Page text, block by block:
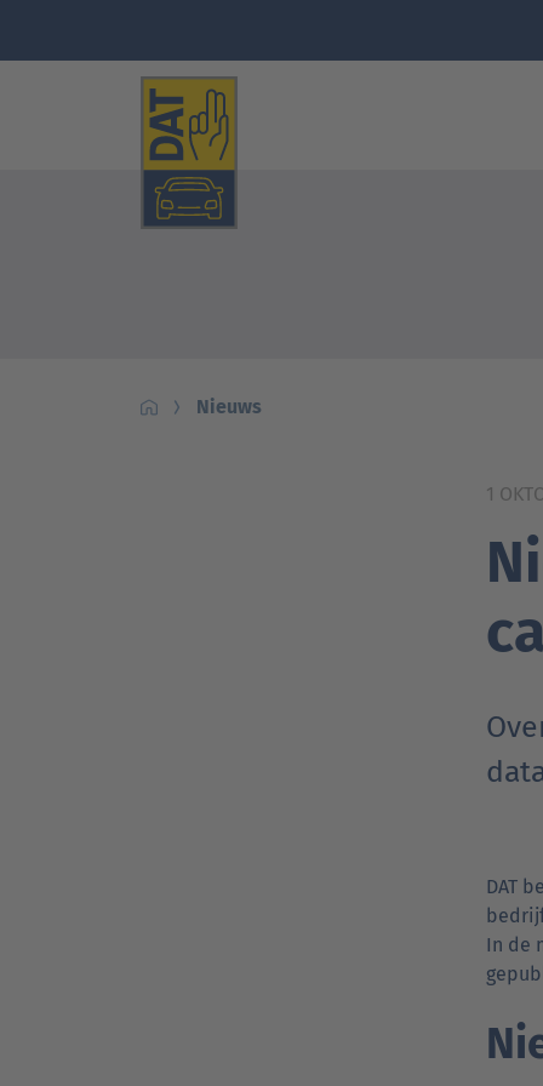
Nieuws
1
DAT
In de